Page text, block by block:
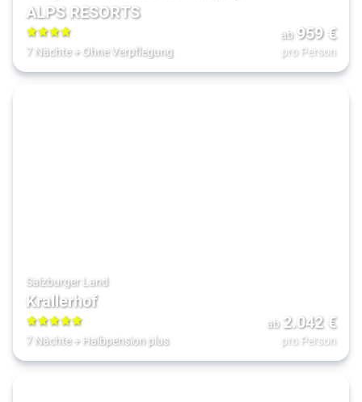
ALPS RESORTS
4
7 Nächte+ Ohne Verpflegung
ab 959€
pro Person
Salzburger Land
Krallerhof
5
7 Nächte+ Halbpension plus
ab 2.042€
pro Person